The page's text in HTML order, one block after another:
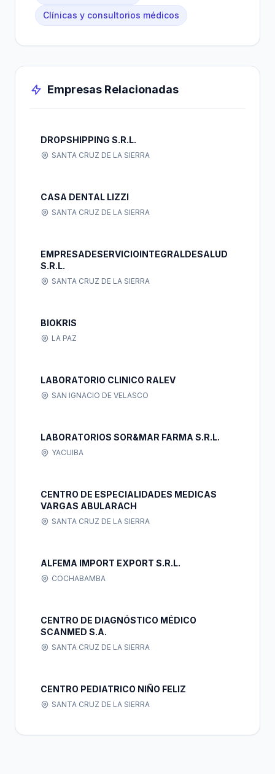
Clínicas y consultorios médicos
Empresas Relacionadas
DROPSHIPPING S.R.L.
SANTA CRUZ DE LA SIERRA
CASA DENTAL LIZZI
SANTA CRUZ DE LA SIERRA
EMPRESADESERVICIOINTEGRALDESALUD
S.R.L.
SANTA CRUZ DE LA SIERRA
BIOKRIS
LA PAZ
LABORATORIO CLINICO RALEV
SAN IGNACIO DE VELASCO
LABORATORIOS SOR&MAR FARMA S.R.L.
YACUIBA
CENTRO DE ESPECIALIDADES MEDICAS
VARGAS ABULARACH
SANTA CRUZ DE LA SIERRA
ALFEMA IMPORT EXPORT S.R.L.
COCHABAMBA
CENTRO DE DIAGNÓSTICO MÉDICO
SCANMED S.A.
SANTA CRUZ DE LA SIERRA
CENTRO PEDIATRICO NIÑO FELIZ
SANTA CRUZ DE LA SIERRA